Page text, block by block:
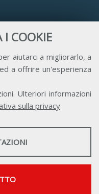
I COOKIE
aiutarci a migliorarlo, a
a offrire un'esperienza
Ulteriori informazioni
sulla privacy
Credits